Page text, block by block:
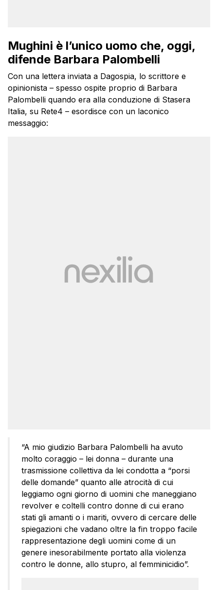
Mughini è l’unico uomo che, oggi,
difende Barbara Palombelli
Con una lettera inviata a Dagospia, lo scrittore e
opinionista – spesso ospite proprio di Barbara
Palombelli quando era alla conduzione di Stasera
Italia, su Rete4 – esordisce con un laconico
messaggio:
“A mio giudizio Barbara Palombelli ha avuto
molto coraggio – lei donna – durante una
trasmissione collettiva da lei condotta a “porsi
delle domande” quanto alle atrocità di cui
leggiamo ogni giorno di uomini che maneggiano
revolver e coltelli contro donne di cui erano
stati gli amanti o i mariti, ovvero di cercare delle
spiegazioni che vadano oltre la fin troppo facile
rappresentazione degli uomini come di un
genere inesorabilmente portato alla violenza
contro le donne, allo stupro, al femminicidio”.